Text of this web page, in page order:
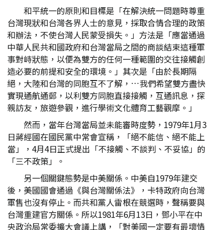
和平統一的原則和目標是「在解決統一問題時尊重
台灣現狀和台灣各界人士的意見，採取合情合理的政策
和辦法，不使台灣人民蒙受損失。」方法是「應當通過
中華人民共和國政府和台灣當局之間的商談結束這種軍
事對峙狀態，以便為雙方的任何一種範圍的交往接觸創
造必要的前提和安全的環境。」其次是「由於長期隔
絕，大陸和台灣的同胞互不了解，…我們希望雙方盡快
實現通航通郵，以利雙方同胞直接接觸，互通訊息，探
親訪友，旅遊參觀，進行學術文化體育工藝觀摩。」
然而，當年台灣當局並未能審時度勢，1979年1月3
日蔣經國在國民黨中常會宣稱，「絕不能信、絕不能上
當」，4月4日正式提出「不接觸、不談判、不妥協」的
「三不政策」。
另一個關鍵態勢是中美關係。中美自1979年建交
後，美國國會通過《與台灣關係法》，卡特政府向台灣
軍售也沒有停止。而共和黨人雷根在競選時，聲稱要與
台灣重建官方關係。所以1981年6月13日，鄧小平在中
央政治局常委擴大會議上講，「對美國一定要有最壞情